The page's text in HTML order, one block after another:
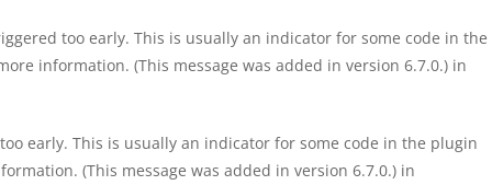
too early. This is usually an indicator for some code in the
information. (This message was added in version 6.7.0.) in
early. This is usually an indicator for some code in the plugin
(This message was added in version 6.7.0.) in